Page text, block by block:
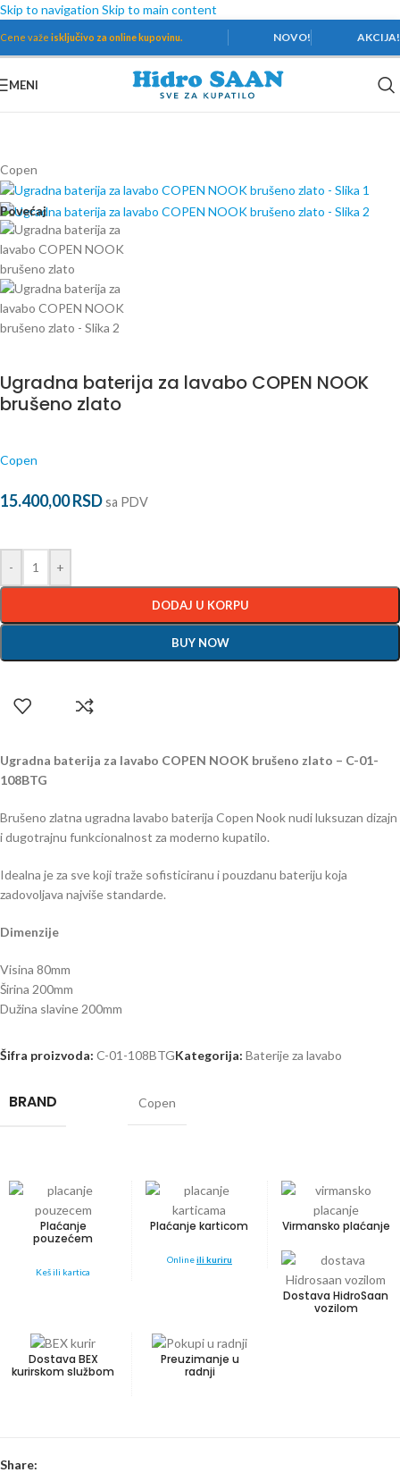
Skip to navigation Skip to main content
Cene važe isključivo za online kupovinu. NOVO! AKCIJA!
MENI
Copen
Povećaj
Ugradna baterija za lavabo COPEN NOOK
brušeno zlato
Copen
15.400,00RSDsa PDV
- +
DODAJ U KORPU
BUY NOW
Ugradna baterija za lavabo COPEN NOOK brušeno zlato – C-01-
108BTG
Brušeno zlatna ugradna lavabo baterija Copen Nook nudi luksuzan dizajn
i dugotrajnu funkcionalnost za moderno kupatilo.
Idealna je za sve koji traže sofisticiranu i pouzdanu bateriju koja
zadovoljava najviše standarde.
Dimenzije
Visina 80mm
Širina 200mm
Dužina slavine 200mm
Šifra proizvoda: C-01-108BTGKategorija: Baterije za lavabo
BRAND Copen
Plaćanje
pouzećem
Keš ili kartica
Plaćanje karticom
Onlineili kuriru
Virmansko plaćanje
Dostava HidroSaan
vozilom
Dostava BEX
kurirskom službom
Preuzimanje u
radnji
Share: